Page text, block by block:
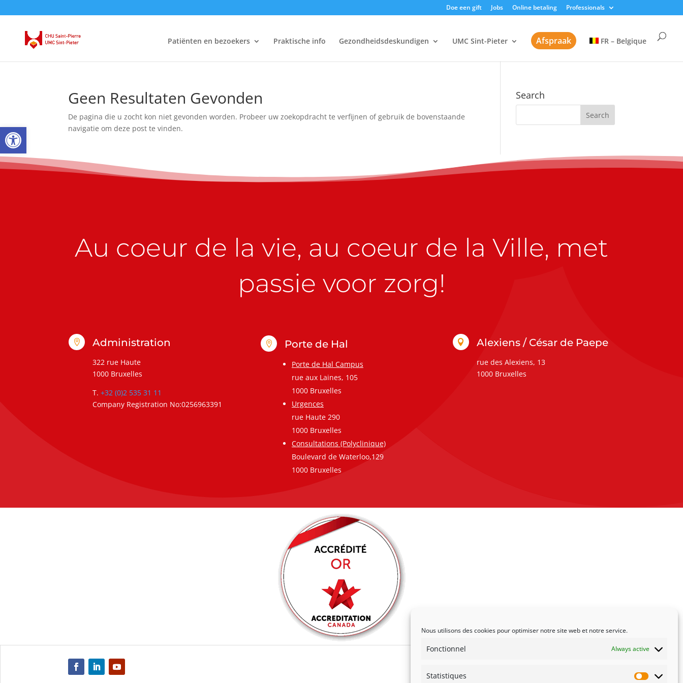
Nous utilisons des cookies pour optimiser notre site web et notre service.
Fonctionnel Always active
Statistiques
Open toolbar
Doe een gift Jobs Online betaling Professionals
Patiënten en bezoekers Praktische info Gezondheidsdeskundigen UMC Sint-Pieter Afspraak FR – Belgique
Geen Resultaten Gevonden
De pagina die u zocht kon niet gevonden worden. Probeer uw zoekopdracht te verfijnen of gebruik de bovenstaande
navigatie om deze post te vinden.
Search
Au coeur de la vie, au coeur de la Ville, met
passie voor zorg!
 Administration
322 rue Haute
1000 Bruxelles
T. +32 (0)2 535 31 11
Company Registration No:0256963391
 Porte de Hal
Porte de Hal Campus
rue aux Laines, 105
1000 Bruxelles
Urgences
rue Haute 290
1000 Bruxelles
Consultations (Polyclinique)
Boulevard de Waterloo,129
1000 Bruxelles
 Alexiens / César de Paepe
rue des Alexiens, 13
1000 Bruxelles